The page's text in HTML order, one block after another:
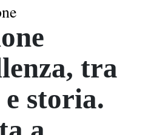
tra
storia.